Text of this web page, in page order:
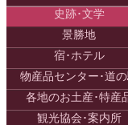
史跡･文学
景勝地
宿･ホテル
物産品センター･道
各地のお土産･特産
観光協会･案内所